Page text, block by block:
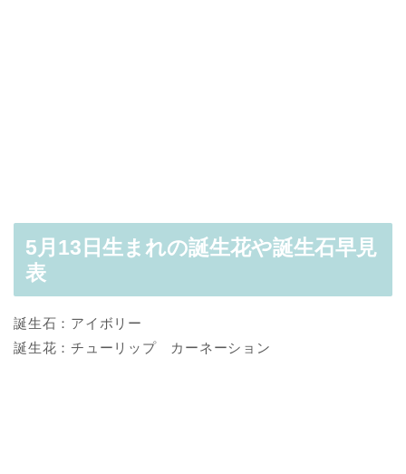
5月13日生まれの誕生花や誕生石早見
表
誕生石：アイボリー
誕生花：チューリップ カーネーション